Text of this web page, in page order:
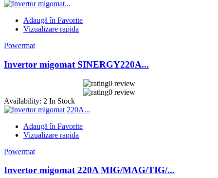
Adaugă în Favorite
Vizualizare rapida
Powermat
Invertor migomat SINERGY220A...
0 review
0 review
Availability: 2 In Stock
Adaugă în Favorite
Vizualizare rapida
Powermat
Invertor migomat 220A MIG/MAG/TIG/...